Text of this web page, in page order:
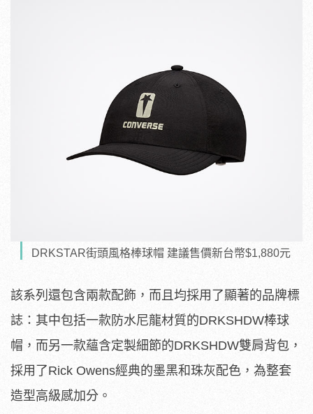
DRKSTAR街頭風格棒球帽 建議售價新台幣$1,880元
該系列還包含兩款配飾，而且均採用了顯著的品牌標
誌：其中包括一款防水尼龍材質的DRKSHDW棒球
帽，而另一款蘊含定製細節的DRKSHDW雙肩背包，
採用了Rick Owens經典的墨黑和珠灰配色，為整套
造型高級感加分。